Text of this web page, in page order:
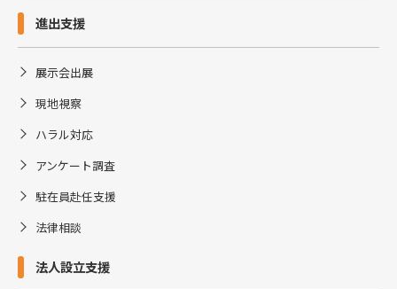
進出支援
展示会出展
現地視察
ハラル対応
アンケート調査
駐在員赴任支援
法律相談
法人設立支援